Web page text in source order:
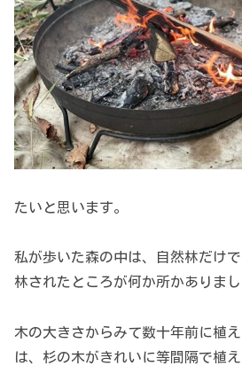
たいと思います。
私が歩いた森の中は、自然林だけ
林されたところが何か所かありまし
木の大きさからみて数十年前に植
は、杉の木がきれいに等間隔で植